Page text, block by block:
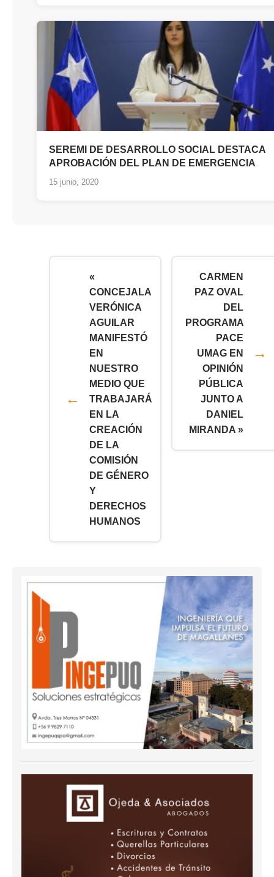
SEREMI DE DESARROLLO SOCIAL DESTACA
APROBACIÓN DEL PLAN DE EMERGENCIA
15 junio, 2020
«
CONCEJALA
VERÓNICA
AGUILAR
MANIFESTÓ
EN
NUESTRO
MEDIO QUE
TRABAJARÁ
EN LA
CREACIÓN
DE LA
COMISIÓN
DE GÉNERO
Y
DERECHOS
HUMANOS
CARMEN
PAZ OVAL
DEL
PROGRAMA
PACE
UMAG EN
OPINIÓN
PÚBLICA
JUNTO A
DANIEL
MIRANDA »